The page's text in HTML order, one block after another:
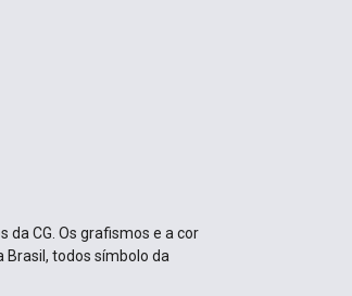
da CG. Os grafismos e a cor
Brasil, todos símbolo da